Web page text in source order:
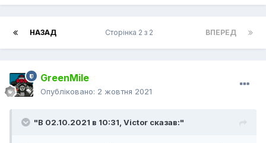
НАЗАД ВПЕРЕД
Сторінка 2 з 2
GreenMile
Опубліковано: 2 жовтня 2021
"В 02.10.2021 в 10:31, Victor сказав:"